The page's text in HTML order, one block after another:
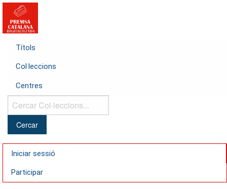
Títols
Col·leccions
Centres
Cercar
Col·leccions...
Iniciar sessió
Participar